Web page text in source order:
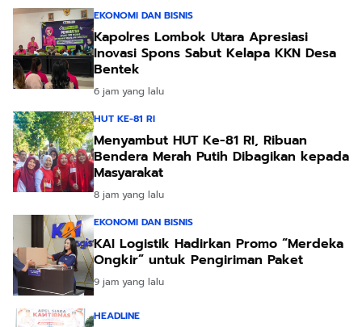
EKONOMI DAN BISNIS
Kapolres Lombok Utara Apresiasi
Inovasi Spons Sabut Kelapa KKN Desa
Bentek
6 jam yang lalu
HUT KE-81 RI
Menyambut HUT Ke-81 RI, Ribuan
Bendera Merah Putih Dibagikan kepada
Masyarakat
8 jam yang lalu
EKONOMI DAN BISNIS
KAI Logistik Hadirkan Promo “Merdeka
Ongkir” untuk Pengiriman Paket
9 jam yang lalu
HEADLINE